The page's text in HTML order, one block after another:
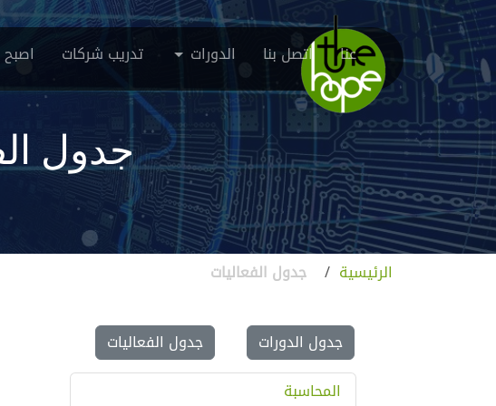
عنا اتصل بنا الدورات تدريب شركات
جدول
الرئيسية / جدول الفعاليات
جدول الدورات
جدول الفعاليات
المحاسبة